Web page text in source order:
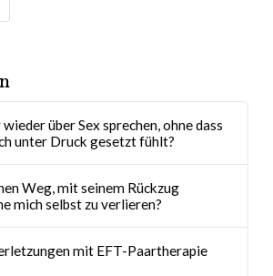
über Sex sprechen, ohne dass
unter Druck gesetzt fühlt?
Weg, mit seinem Rückzug
mich selbst zu verlieren?
mit EFT-Paartherapie